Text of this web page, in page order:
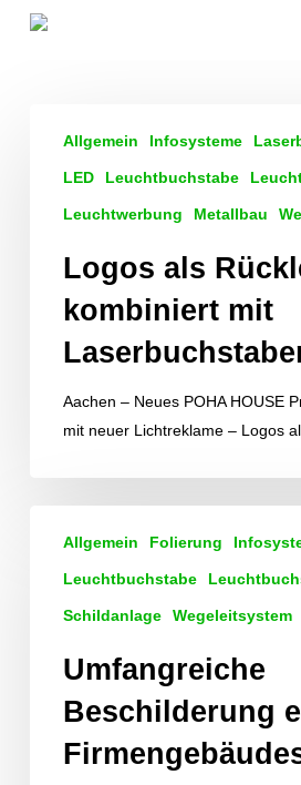
Rückleuchter
Laserbuchstaben
Allgemein Infosysteme
LED Leuchtbuchstabe
Leuchtwerbung Metallbau
Logos als
kombiniert mit
Aachen – Neues POHA HOUSE
mit neuer Lichtreklame – Logos
Beschilderung
eines
Allgemein Folierung
Leuchtbuchstabe
Schildanlage Wegeleitsystem
Umfangreiche
Beschilderung